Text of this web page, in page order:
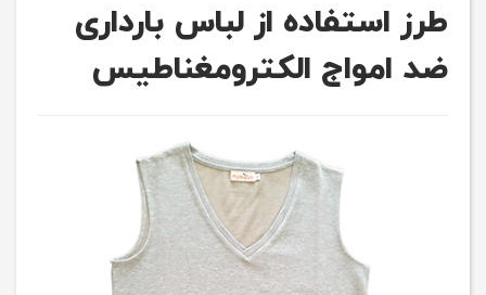
طرز استفاده از لباس بارداری
ضد امواج الکترومغناطیس